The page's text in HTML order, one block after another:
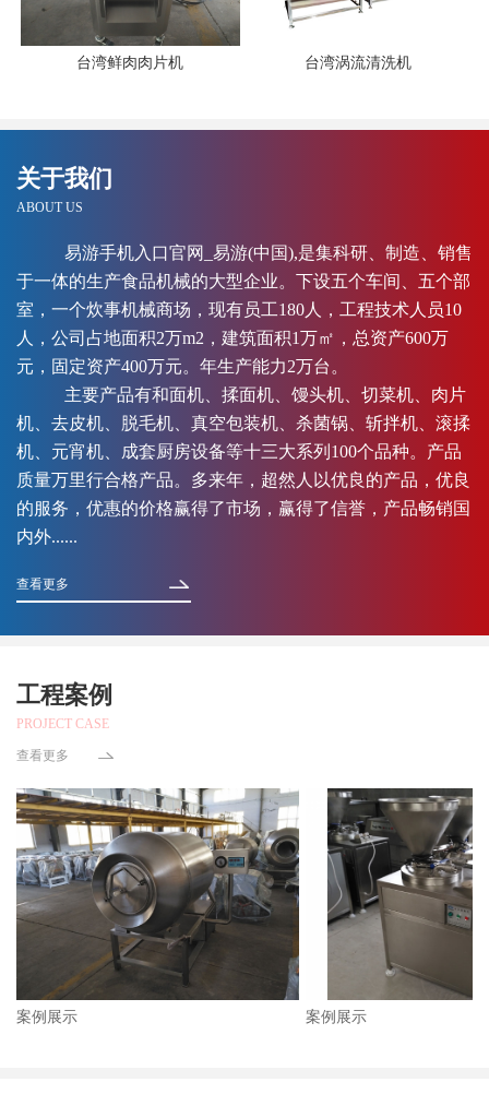
台湾鲜肉肉片机 台湾涡流清洗机
关于我们
ABOUT US
易游手机入口官网_易游(中国),是集科研、制造、销售
于一体的生产食品机械的大型企业。下设五个车间、五个部
室，一个炊事机械商场，现有员工180人，工程技术人员10
人，公司占地面积2万m2，建筑面积1万㎡，总资产600万
元，固定资产400万元。年生产能力2万台。
主要产品有和面机、揉面机、馒头机、切菜机、肉片
机、去皮机、脱毛机、真空包装机、杀菌锅、斩拌机、滚揉
机、元宵机、成套厨房设备等十三大系列100个品种。产品
质量万里行合格产品。多来年，超然人以优良的产品，优良
的服务，优惠的价格赢得了市场，赢得了信誉，产品畅销国
内外......
查看更多
工程案例
PROJECT CASE
查看更多
案例展示 案例展示